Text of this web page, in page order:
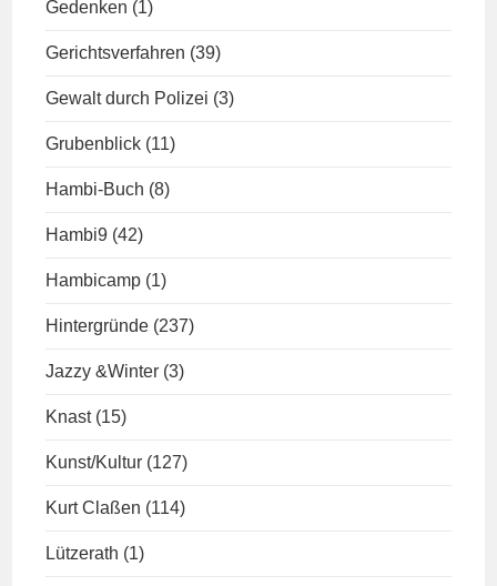
Gedenken (1)
Gerichtsverfahren (39)
Gewalt durch Polizei (3)
Grubenblick (11)
Hambi-Buch (8)
Hambi9 (42)
Hambicamp (1)
Hintergründe (237)
Jazzy &Winter (3)
Knast (15)
Kunst/Kultur (127)
Kurt Claßen (114)
Lützerath (1)